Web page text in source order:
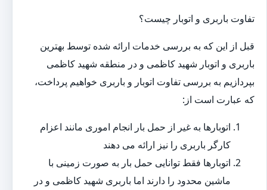
تفاوت باربری و اتوبار چیست؟
قبل از این که به بررسی خدمات ارائه شده توسط بهترین
باربری و اتوبار شهید کاظمی و در منطقه شهید کاظمی
بپردازیم به بررسی تفاوت اتوبار و باربری خواهیم پرداخت،
که عبارت است از:
اتوبارها به غیر از حمل بار انجام اموری مانند اعزام
کارگر باربری را نیز ارائه می دهند
اتوبارها فقط توانایی حمل بار به صورت زمینی با
ماشین محدود را دارند اما باربری شهید کاظمی و در